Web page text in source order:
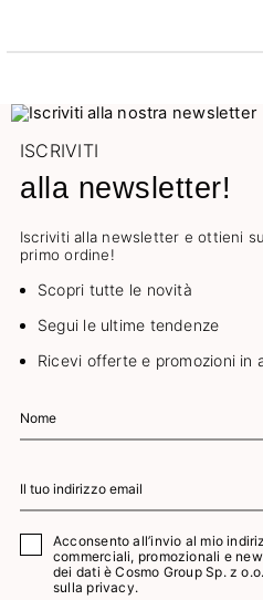
ISCRIVITI
alla newsletter!
Iscriviti alla newsletter e ottieni
primo ordine!
Scopri tutte le novità
Segui le ultime tendenze
Ricevi offerte e promozioni in
Acconsento all’invio al mio
commerciali, promozionali e
dei dati è Cosmo Group Sp. z
sulla privacy.